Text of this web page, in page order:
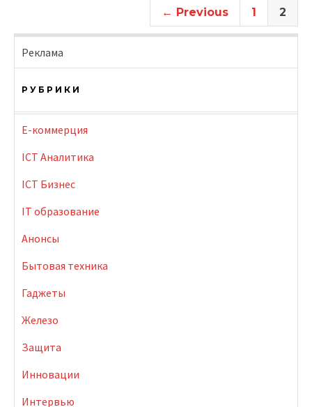
← Previous 1 2
Реклама
РУБРИКИ
E-коммерция
ICT Аналитика
ICT Бизнес
IT образование
Анонсы
Бытовая техника
Гаджеты
Железо
Защита
Инновации
Интервью